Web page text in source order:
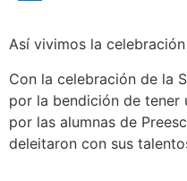
Así vivimos la
Con la celebración de la
por la bendición de tener
por las alumnas de
deleitaron con sus